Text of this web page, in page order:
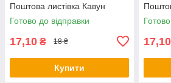
Поштова листівка Кавун
Готово до відправки
17,10 ₴ 18 ₴
Купити
17,10